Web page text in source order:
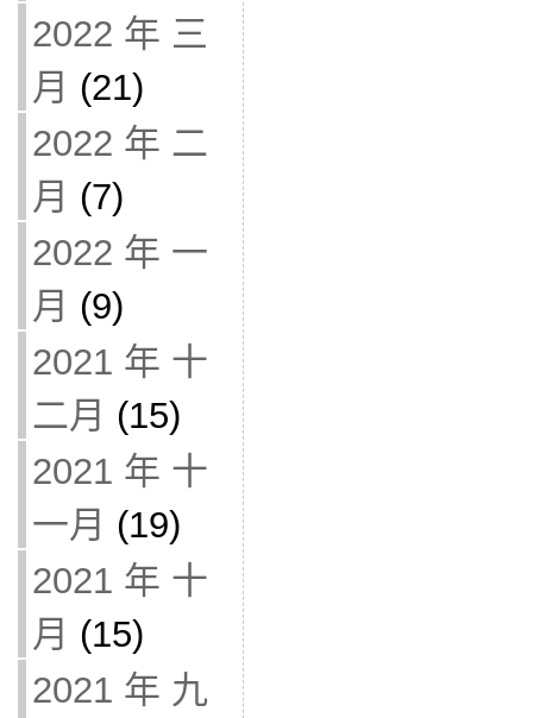
2022 年 三
月 (21)
2022 年 二
月 (7)
2022 年 一
月 (9)
2021 年 十
二月 (15)
2021 年 十
一月 (19)
2021 年 十
月 (15)
2021 年 九